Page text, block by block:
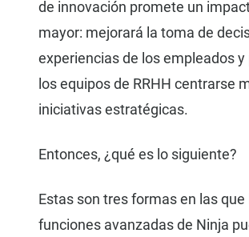
de innovación promete un
mayor: mejorará la toma de
experiencias de los empleados
los equipos de RRHH centrarse
iniciativas estratégicas.
Entonces, ¿qué es lo siguiente?
Estas son tres formas en las que
funciones avanzadas de Ninja